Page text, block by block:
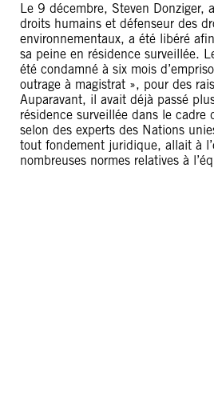
Le 9 décembre, Steven Donziger,
droits humains et défenseur des
environnementaux, a été libéré
sa peine en résidence surveillée.
été condamné à six mois
outrage à magistrat », pour des
Auparavant, il avait déjà passé
résidence surveillée dans le cadre
selon des experts des Nations
tout fondement juridique, allait à
nombreuses normes relatives à